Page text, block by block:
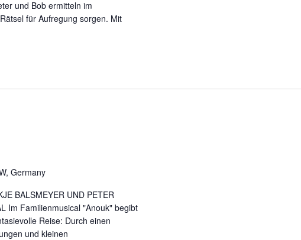
und Bob ermitteln im
für Aufregung sorgen. Mit
Germany
BALSMEYER UND PETER
Im Familienmusical "Anouk" begibt
Reise: Durch einen
und kleinen